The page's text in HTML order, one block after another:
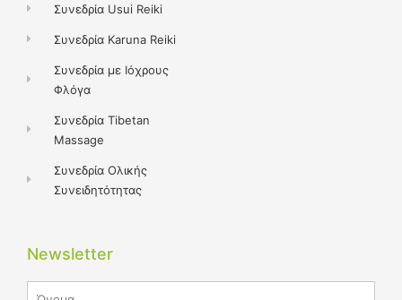
Συνεδρία Usui Reiki
Συνεδρία Karuna Reiki
Συνεδρία με Ιόχρους
Φλόγα
Συνεδρία Tibetan
Massage
Συνεδρία Ολικής
Συνειδητότητας
Newsletter